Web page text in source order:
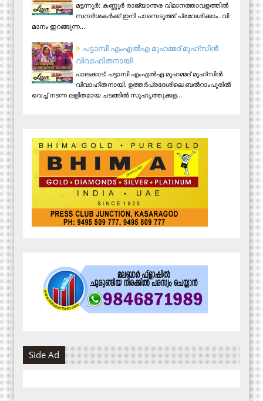
മ​ട്ട​ന്നൂ​ർ: ക​ണ്ണൂ​ർ രാ​ജ്യാ​ന്ത​ര വി​മാ​ന​ത്താ​വ​ള​ത്തി​ൽ
സ​ന്ദ​ർ​ശ​ക​ർ​ക്ക് ഇ​നി പാ​സെ​ടു​ത്ത് പ്ര​വേ​ശി​ക്കാം. വി​
മാ​നം ഇ​റ​ങ്ങു​ന്ന...
പട്ടാമ്പി എംഎല്‍എ മുഹമ്മദ് മുഹ്‌സിന്‍
വിവാഹിതനായി
പാലക്കാട്: പട്ടാമ്പി എംഎല്‍എ മുഹമ്മദ് മുഹ്‌സിന്‍
വിവാഹിതനായി. ഉത്തര്‍പ്രദേശിലെ ബല്‍റാംപൂരില്‍
വെച്ച് നടന്ന ലളിതമായ ചടങ്ങില്‍ സുഹൃത്തുക്കള...
Side Ad